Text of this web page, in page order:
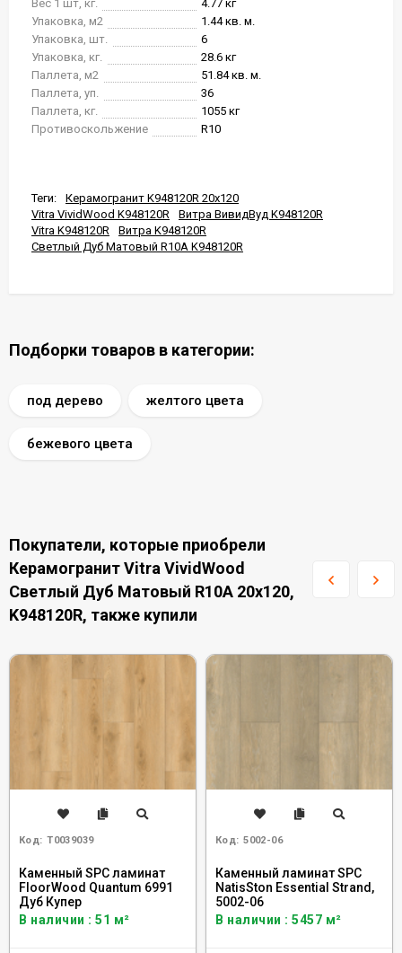
Вес 1 шт, кг.
4.77 кг
Упаковка, м2
1.44 кв. м.
Упаковка, шт.
6
Упаковка, кг.
28.6 кг
Паллета, м2
51.84 кв. м.
Паллета, уп.
36
Паллета, кг.
1055 кг
Противоскольжение
R10
Теги:
Керамогранит K948120R 20x120
Vitra VividWood K948120R
Витра ВивидВуд K948120R
Vitra K948120R
Витра K948120R
Светлый Дуб Матовый R10A K948120R
Подборки товаров в категории:
под дерево желтого цвета
бежевого цвета
Покупатели, которые приобрели
Керамогранит Vitra VividWood
Светлый Дуб Матовый R10A 20x120,
K948120R, также купили
Код: Т0039039
Каменный SPC ламинат
FloorWood Quantum 6991
Дуб Купер
В наличии : 51 м²
Код: 5002-06
Каменный ламинат SPC
NatisSton Essential Strand,
5002-06
В наличии : 5457 м²